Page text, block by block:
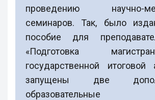
проведению научно-
семинаров. Так, было
пособие для
«Подготовка
государственной итоговой
запущены две
образовательные